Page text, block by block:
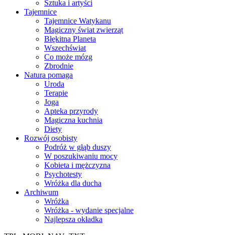
Sztuka i artyści
Tajemnice
Tajemnice Watykanu
Magiczny świat zwierząt
Błękitna Planeta
Wszechświat
Co może mózg
Zbrodnie
Natura pomaga
Uroda
Terapie
Joga
Apteka przyrody
Magiczna kuchnia
Diety
Rozwój osobisty
Podróż w głąb duszy
W poszukiwaniu mocy
Kobieta i mężczyzna
Psychotesty
Wróżka dla ducha
Archiwum
Wróżka
Wróżka - wydanie specjalne
Najlepsza okładka